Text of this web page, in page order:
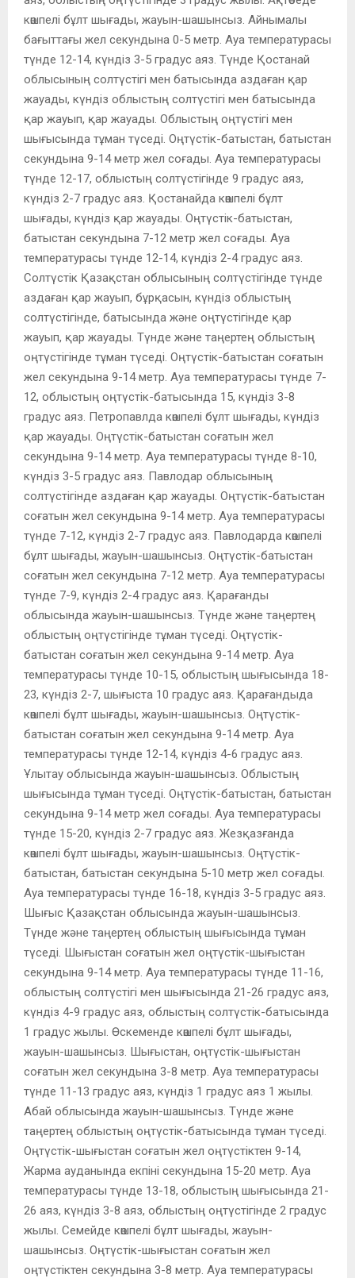
көшпелі бұлт шығады, жауын-шашынсыз. Айнымалы
бағыттағы жел секундына 0-5 метр. Ауа температурасы
түнде 12-14, күндіз 3-5 градус аяз. Түнде Қостанай
облысының солтүстігі мен батысында аздаған қар
жауады, күндіз облыстың солтүстігі мен батысында
қар жауып, қар жауады. Облыстың оңтүстігі мен
шығысында тұман түседі. Оңтүстік-батыстан, батыстан
секундына 9-14 метр жел соғады. Ауа температурасы
түнде 12-17, облыстың солтүстігінде 9 градус аяз,
күндіз 2-7 градус аяз. Қостанайда көшпелі бұлт
шығады, күндіз қар жауады. Оңтүстік-батыстан,
батыстан секундына 7-12 метр жел соғады. Ауа
температурасы түнде 12-14, күндіз 2-4 градус аяз.
Солтүстік Қазақстан облысының солтүстігінде түнде
аздаған қар жауып, бұрқасын, күндіз облыстың
солтүстігінде, батысында және оңтүстігінде қар
жауып, қар жауады. Түнде және таңертең облыстың
оңтүстігінде тұман түседі. Оңтүстік-батыстан соғатын
жел секундына 9-14 метр. Ауа температурасы түнде 7-
12, облыстың оңтүстік-батысында 15, күндіз 3-8
градус аяз. Петропавлда көшпелі бұлт шығады, күндіз
қар жауады. Оңтүстік-батыстан соғатын жел
секундына 9-14 метр. Ауа температурасы түнде 8-10,
күндіз 3-5 градус аяз. Павлодар облысының
солтүстігінде аздаған қар жауады. Оңтүстік-батыстан
соғатын жел секундына 9-14 метр. Ауа температурасы
түнде 7-12, күндіз 2-7 градус аяз. Павлодарда көшпелі
бұлт шығады, жауын-шашынсыз. Оңтүстік-батыстан
соғатын жел секундына 7-12 метр. Ауа температурасы
түнде 7-9, күндіз 2-4 градус аяз. Қарағанды ​​
облысында жауын-шашынсыз. Түнде және таңертең
облыстың оңтүстігінде тұман түседі. Оңтүстік-
батыстан соғатын жел секундына 9-14 метр. Ауа
температурасы түнде 10-15, облыстың шығысында 18-
23, күндіз 2-7, шығыста 10 градус аяз. Қарағандыда
көшпелі бұлт шығады, жауын-шашынсыз. Оңтүстік-
батыстан соғатын жел секундына 9-14 метр. Ауа
температурасы түнде 12-14, күндіз 4-6 градус аяз.
Ұлытау облысында жауын-шашынсыз. Облыстың
шығысында тұман түседі. Оңтүстік-батыстан, батыстан
секундына 9-14 метр жел соғады. Ауа температурасы
түнде 15-20, күндіз 2-7 градус аяз. Жезқазғанда
көшпелі бұлт шығады, жауын-шашынсыз. Оңтүстік-
батыстан, батыстан секундына 5-10 метр жел соғады.
Ауа температурасы түнде 16-18, күндіз 3-5 градус аяз.
Шығыс Қазақстан облысында жауын-шашынсыз.
Түнде және таңертең облыстың шығысында тұман
түседі. Шығыстан соғатын жел оңтүстік-шығыстан
секундына 9-14 метр. Ауа температурасы түнде 11-16,
облыстың солтүстігі мен шығысында 21-26 градус аяз,
күндіз 4-9 градус аяз, облыстың солтүстік-батысында
1 градус жылы. Өскеменде көшпелі бұлт шығады,
жауын-шашынсыз. Шығыстан, оңтүстік-шығыстан
соғатын жел секундына 3-8 метр. Ауа температурасы
түнде 11-13 градус аяз, күндіз 1 градус аяз 1 жылы.
Абай облысында жауын-шашынсыз. Түнде және
таңертең облыстың оңтүстік-батысында тұман түседі.
Оңтүстік-шығыстан соғатын жел оңтүстіктен 9-14,
Жарма ауданында екпіні секундына 15-20 метр. Ауа
температурасы түнде 13-18, облыстың шығысында 21-
26 аяз, күндіз 3-8 аяз, облыстың оңтүстігінде 2 градус
жылы. Семейде көшпелі бұлт шығады, жауын-
шашынсыз. Оңтүстік-шығыстан соғатын жел
оңтүстіктен секундына 3-8 метр. Ауа температурасы